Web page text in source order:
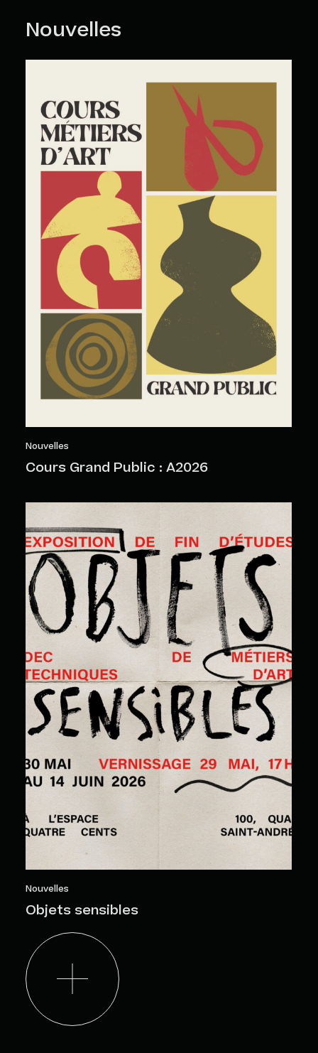
Nouvelles
Nouvelles
Cours Grand Public : A2026
Nouvelles
Objets sensibles
Objets sensibles